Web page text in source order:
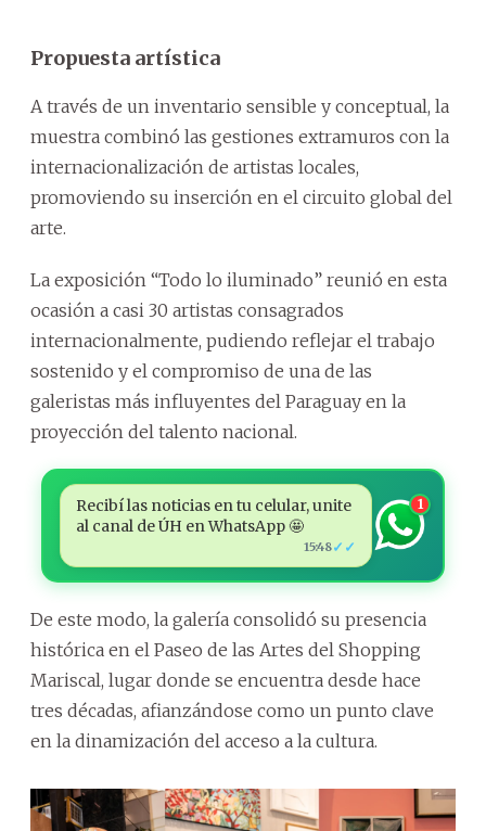
Propuesta artística
A través de un inventario sensible y conceptual, la
muestra combinó las gestiones extramuros con la
internacionalización de artistas locales,
promoviendo su inserción en el circuito global del
arte.
La exposición “Todo lo iluminado” reunió en esta
ocasión a casi 30 artistas consagrados
internacionalmente, pudiendo reflejar el trabajo
sostenido y el compromiso de una de las
galeristas más influyentes del Paraguay en la
proyección del talento nacional.
Recibí las noticias en tu celular, unite
al canal de ÚH en WhatsApp 🤩
15:48✓✓
1
De este modo, la galería consolidó su presencia
histórica en el Paseo de las Artes del Shopping
Mariscal, lugar donde se encuentra desde hace
tres décadas, afianzándose como un punto clave
en la dinamización del acceso a la cultura.